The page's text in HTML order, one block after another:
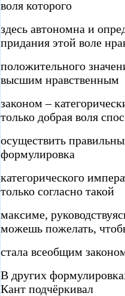
воля которого
здесь автономна и
придания этой воле
положительного
высшим нравственным
законом –
только добрая воля
осуществить
формулировка
категорического
только согласно такой
максиме,
можешь пожелать,
стала всеобщим
В других
Кант подчёркивал